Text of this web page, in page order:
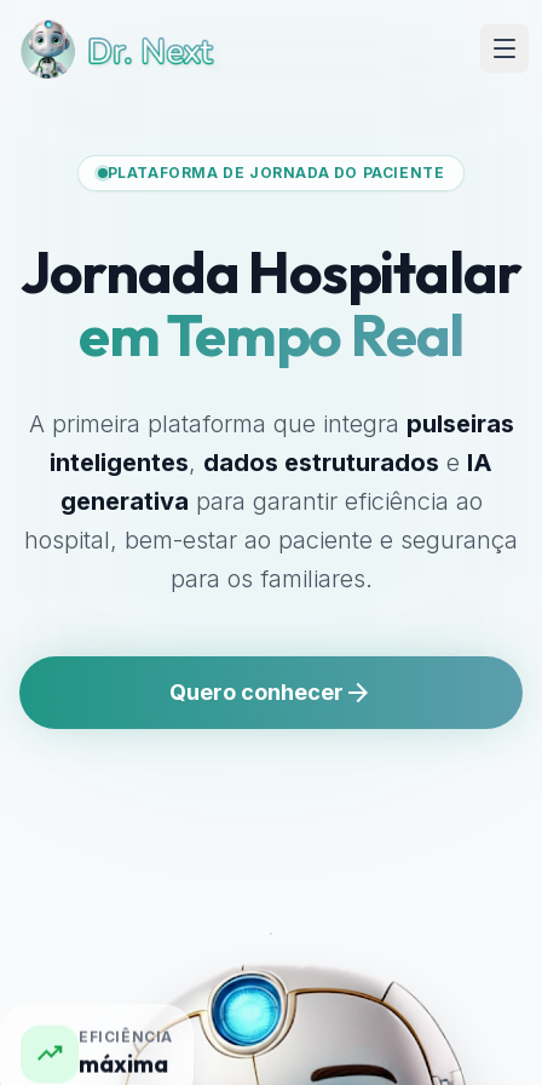
PLATAFORMA DE JORNADA DO PACIENTE
Jornada Hospitalar
em Tempo Real
A primeira plataforma que integra pulseiras
inteligentes, dados estruturados e IA
generativa para garantir eficiência ao
hospital, bem-estar ao paciente e segurança
para os familiares.
Quero conhecer arrow_forward
trending_up
EFICIÊNCIA
máxima